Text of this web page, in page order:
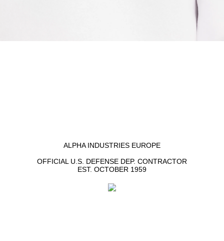
ALPHA INDUSTRIES EUROPE
OFFICIAL U.S. DEFENSE DEP. CONTRACTOR
EST. OCTOBER 1959